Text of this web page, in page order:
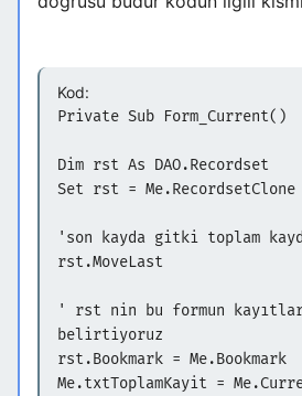
Kod:
Private Sub Form_Current()
Dim rst As DAO.Recordset
Set rst = Me.RecordsetClone
'son kayda gitki toplam
rst.MoveLast
' rst nin bu formun
belirtiyoruz
rst.Bookmark = Me.Bookmark
Me.txtToplamKayit =